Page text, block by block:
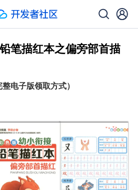
笔描红本之偏旁部首描
电子版领取方式）